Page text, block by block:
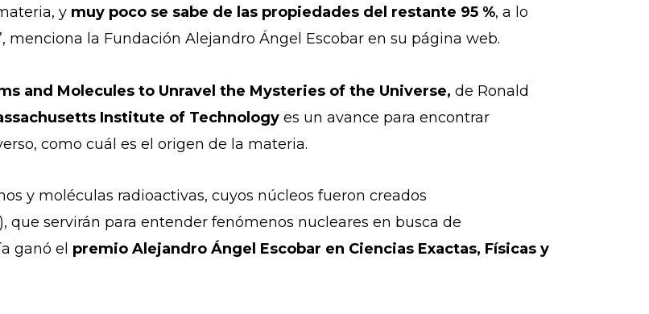
y muy poco se sabe de las propiedades del restante 95 %, a lo
menciona la Fundación Alejandro Ángel Escobar en su página web.
and Molecules to Unravel the Mysteries of the Universe, de Ronald
Institute of Technology es un avance para encontrar
como cuál es el origen de la materia.
y moléculas radioactivas, cuyos núcleos fueron creados
servirán para entender fenómenos nucleares en busca de
ganó el premio Alejandro Ángel Escobar en Ciencias Exactas, Físicas y